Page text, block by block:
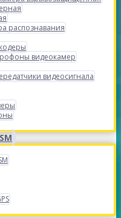
распознавания
видеокамер
видеосигнала